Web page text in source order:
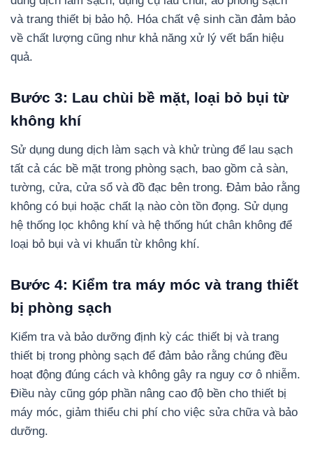
và trang thiết bị bảo hộ. Hóa chất vệ sinh cần đảm bảo
về chất lượng cũng như khả năng xử lý vết bẩn hiệu
quả.
Bước 3: Lau chùi bề mặt, loại bỏ bụi từ
không khí
Sử dụng dung dịch làm sạch và khử trùng để lau sạch
tất cả các bề mặt trong phòng sạch, bao gồm cả sàn,
tường, cửa, cửa sổ và đồ đạc bên trong. Đảm bảo rằng
không có bụi hoặc chất lạ nào còn tồn đọng. Sử dụng
hệ thống lọc không khí và hệ thống hút chân không để
loại bỏ bụi và vi khuẩn từ không khí.
Bước 4: Kiểm tra máy móc và trang thiết
bị phòng sạch
Kiểm tra và bảo dưỡng định kỳ các thiết bị và trang
thiết bị trong phòng sạch để đảm bảo rằng chúng đều
hoạt động đúng cách và không gây ra nguy cơ ô nhiễm.
Điều này cũng góp phần nâng cao độ bền cho thiết bị
máy móc, giảm thiểu chi phí cho việc sửa chữa và bảo
dưỡng.